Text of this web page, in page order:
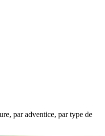
par adventice, par type de